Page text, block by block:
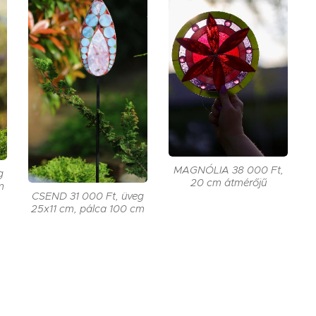
MAGNÓLIA 38 000 Ft,
20 cm átmérőjű
CSEND 31 000 Ft, üveg
25x11 cm, pálca 100 cm